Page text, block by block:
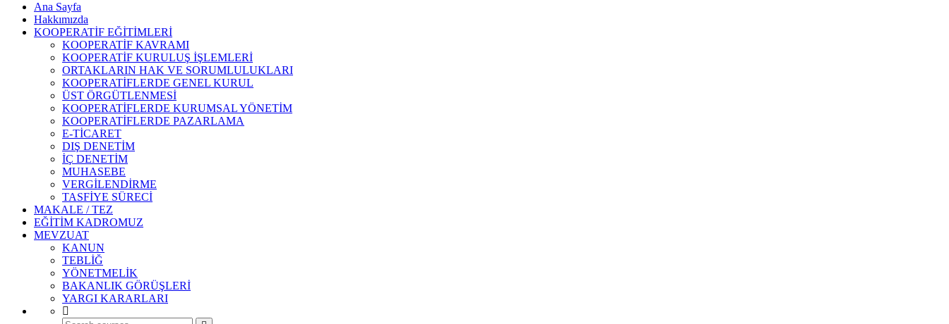
Ana Sayfa
Hakkımızda
KOOPERATİF EĞİTİMLERİ
KOOPERATİF KAVRAMI
KOOPERATİF KURULUŞ İŞLEMLERİ
ORTAKLARIN HAK VE SORUMLULUKLARI
KOOPERATİFLERDE GENEL KURUL
ÜST ÖRGÜTLENMESİ
KOOPERATİFLERDE KURUMSAL YÖNETİM
KOOPERATİFLERDE PAZARLAMA
E-TİCARET
DIŞ DENETİM
İÇ DENETİM
MUHASEBE
VERGİLENDİRME
TASFİYE SÜRECİ
MAKALE / TEZ
EĞİTİM KADROMUZ
MEVZUAT
KANUN
TEBLİĞ
YÖNETMELİK
BAKANLIK GÖRÜŞLERİ
YARGI KARARLARI